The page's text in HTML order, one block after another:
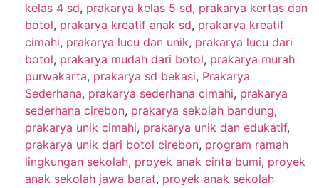
kelas 4 sd, prakarya kelas 5 sd, prakarya kertas dan
botol, prakarya kreatif anak sd, prakarya kreatif
cimahi, prakarya lucu dan unik, prakarya lucu dari
botol, prakarya mudah dari botol, prakarya murah
purwakarta, prakarya sd bekasi, Prakarya
Sederhana, prakarya sederhana cimahi, prakarya
sederhana cirebon, prakarya sekolah bandung,
prakarya unik cimahi, prakarya unik dan edukatif,
prakarya unik dari botol cirebon, program ramah
lingkungan sekolah, proyek anak cinta bumi, proyek
anak sekolah jawa barat, proyek anak sekolah